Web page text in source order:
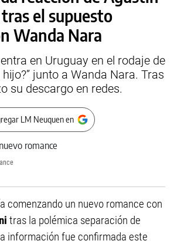
el supuesto
Wanda Nara
en Uruguay en el rodaje de
hijo?” junto a Wanda Nara. Tras
su descargo en redes.
LM Neuquen en
comenzando un nuevo romance con
tras la polémica separación de
información fue confirmada este